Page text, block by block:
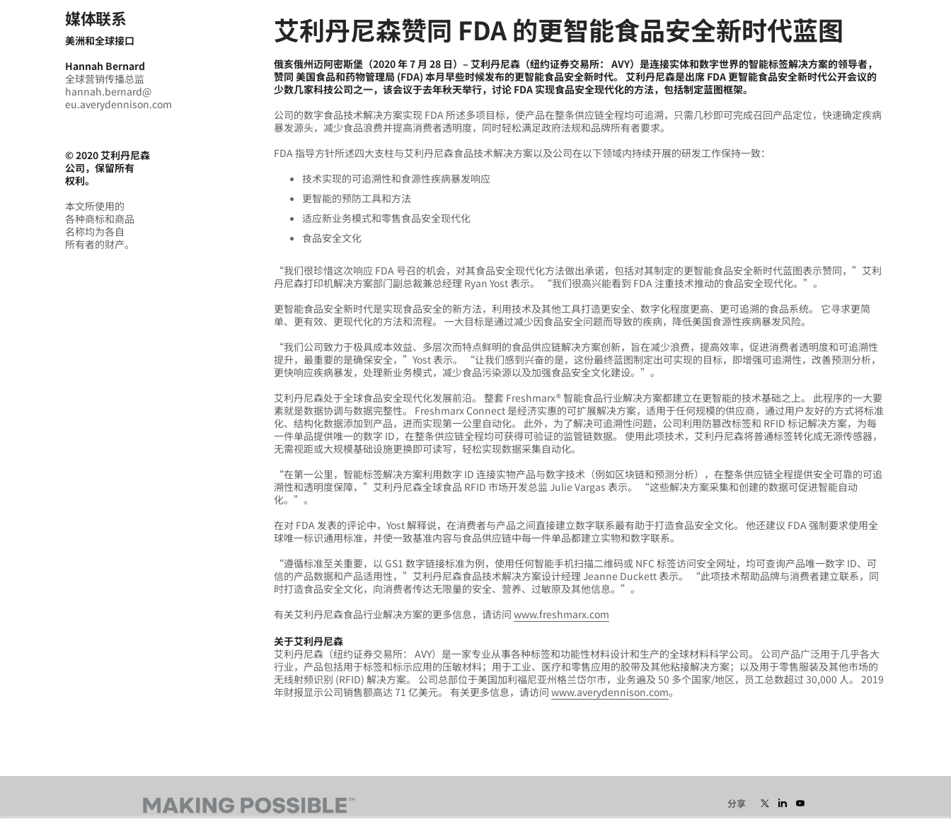
媒体联系
美洲和全球接口
Hannah Bernard
全球营销传播总监
hannah.bernard@
eu.averydennison.com
© 2020 艾利丹尼森
公司，保留所有
权利。
本文所使用的
各种商标和商品
名称均为各自
所有者的财产。
艾利丹尼森赞同 FDA 的更智能食品安全新时代蓝图
俄亥俄州迈阿密斯堡（2020 年 7 月 28 日）– 艾利丹尼森（纽约证券交易所： AVY）是连接实体和数字世界的智能标签解决方案的领导者，
赞同 美国食品和药物管理局 (FDA) 本月早些时候发布的更智能食品安全新时代。 艾利丹尼森是出席 FDA 更智能食品安全新时代公开会议的
少数几家科技公司之一，该会议于去年秋天举行，讨论 FDA 实现食品安全现代化的方法，包括制定蓝图框架。
公司的数字食品技术解决方案实现 FDA 所述多项目标，使产品在整条供应链全程均可追溯，只需几秒即可完成召回产品定位，快速确定疾病
暴发源头，减少食品浪费并提高消费者透明度，同时轻松满足政府法规和品牌所有者要求。
FDA 指导方针所述四大支柱与艾利丹尼森食品技术解决方案以及公司在以下领域内持续开展的研发工作保持一致：
技术实现的可追溯性和食源性疾病暴发响应
更智能的预防工具和方法
适应新业务模式和零售食品安全现代化
食品安全文化
“我们很珍惜这次响应 FDA 号召的机会，对其食品安全现代化方法做出承诺，包括对其制定的更智能食品安全新时代蓝图表示赞同，”艾利
丹尼森打印机解决方案部门副总裁兼总经理 Ryan Yost 表示。 “我们很高兴能看到 FDA 注重技术推动的食品安全现代化。”。
更智能食品安全新时代是实现食品安全的新方法，利用技术及其他工具打造更安全、数字化程度更高、更可追溯的食品系统。 它寻求更简
单、更有效、更现代化的方法和流程。 一大目标是通过减少因食品安全问题而导致的疾病，降低美国食源性疾病暴发风险。
“我们公司致力于极具成本效益、多层次而特点鲜明的食品供应链解决方案创新，旨在减少浪费，提高效率，促进消费者透明度和可追溯性
提升，最重要的是确保安全，”Yost 表示。 “让我们感到兴奋的是，这份最终蓝图制定出可实现的目标，即增强可追溯性，改善预测分析，
更快响应疾病暴发，处理新业务模式，减少食品污染源以及加强食品安全文化建设。”。
艾利丹尼森处于全球食品安全现代化发展前沿。 整套 Freshmarx® 智能食品行业解决方案都建立在更智能的技术基础之上。 此程序的一大要
素就是数据协调与数据完整性。 Freshmarx Connect 是经济实惠的可扩展解决方案，适用于任何规模的供应商，通过用户友好的方式将标准
化、结构化数据添加到产品，进而实现第一公里自动化。 此外，为了解决可追溯性问题，公司利用防篡改标签和 RFID 标记解决方案，为每
一件单品提供唯一的数字 ID，在整条供应链全程均可获得可验证的监管链数据。 使用此项技术，艾利丹尼森将普通标签转化成无源传感器，
无需视距或大规模基础设施更换即可读写，轻松实现数据采集自动化。
“在第一公里，智能标签解决方案利用数字 ID 连接实物产品与数字技术（例如区块链和预测分析），在整条供应链全程提供安全可靠的可追
溯性和透明度保障，”艾利丹尼森全球食品 RFID 市场开发总监 Julie Vargas 表示。 “这些解决方案采集和创建的数据可促进智能自动
化。”。
在对 FDA 发表的评论中，Yost 解释说，在消费者与产品之间直接建立数字联系最有助于打造食品安全文化。 他还建议 FDA 强制要求使用全
球唯一标识通用标准，并使一致基准内容与食品供应链中每一件单品都建立实物和数字联系。
“遵循标准至关重要，以 GS1 数字链接标准为例，使用任何智能手机扫描二维码或 NFC 标签访问安全网址，均可查询产品唯一数字 ID、可
信的产品数据和产品适用性，”艾利丹尼森食品技术解决方案设计经理 Jeanne Duckett 表示。 “此项技术帮助品牌与消费者建立联系，同
时打造食品安全文化，向消费者传达无限量的安全、营养、过敏原及其他信息。”。
有关艾利丹尼森食品行业解决方案的更多信息，请访问 www.freshmarx.com
关于艾利丹尼森
艾利丹尼森（纽约证券交易所： AVY）是一家专业从事各种标签和功能性材料设计和生产的全球材料科学公司。 公司产品广泛用于几乎各大
行业，产品包括用于标签和标示应用的压敏材料；用于工业、医疗和零售应用的胶带及其他粘接解决方案；以及用于零售服装及其他市场的
无线射频识别 (RFID) 解决方案。 公司总部位于美国加利福尼亚州格兰岱尔市，业务遍及 50 多个国家/地区，员工总数超过 30,000 人。 2019
年财报显示公司销售额高达 71 亿美元。 有关更多信息，请访问 www.averydennison.com。
分享